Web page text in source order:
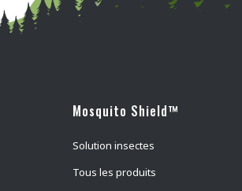
Mosquito Shield™
Solution insectes
Tous les produits